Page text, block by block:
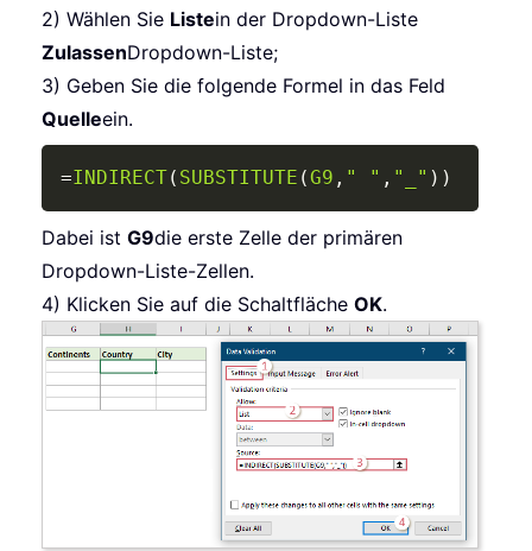
2) Wählen Sie Listein der Dropdown-Liste
ZulassenDropdown-Liste;
3) Geben Sie die folgende Formel in das Feld
Quelleein.
=INDIRECT( SUBSTITUTE (G9 , " " , "_" ) )
Copy
Dabei ist G9die erste Zelle der primären
Dropdown-Liste-Zellen.
4) Klicken Sie auf die Schaltfläche OK.